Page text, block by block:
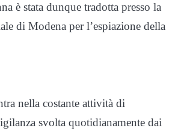
è stata dunque tradotta presso la
di Modena per l’espiazione della
nella costante attività di
svolta quotidianamente dai